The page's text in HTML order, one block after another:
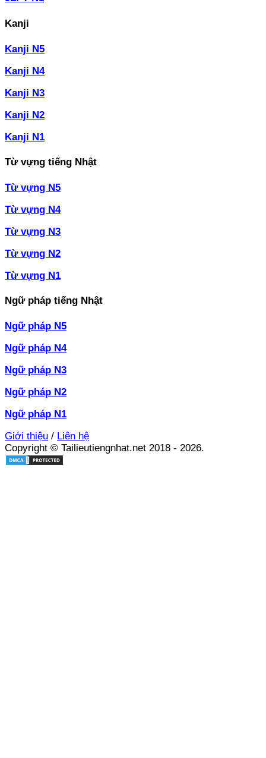
Kanji
Kanji N5
Kanji N4
Kanji N3
Kanji N2
Kanji N1
Từ vựng tiếng Nhật
Từ vựng N5
Từ vựng N4
Từ vựng N3
Từ vựng N2
Từ vựng N1
Ngữ pháp tiếng Nhật
Ngữ pháp N5
Ngữ pháp N4
Ngữ pháp N3
Ngữ pháp N2
Ngữ pháp N1
Giới thiệu / Liên hệ
Copyright © Tailieutiengnhat.net 2018 - 2026.